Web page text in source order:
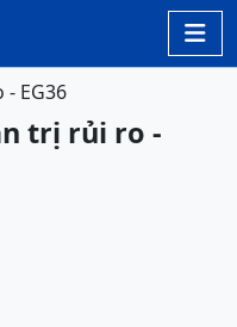

EG36
trị rủi ro -